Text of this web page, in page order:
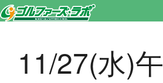
ページです。新宿区、若松河田で気軽にゴルフレッスン！
11/27(水)